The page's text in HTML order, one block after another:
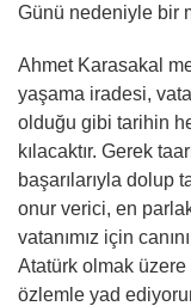
Günü nedeniyle bir
Ahmet Karasakal
yaşama iradesi,
olduğu gibi tarihin
kılacaktır. Gerek
başarılarıyla dolup
onur verici, en
vatanımız için
Atatürk olmak
özlemle yad